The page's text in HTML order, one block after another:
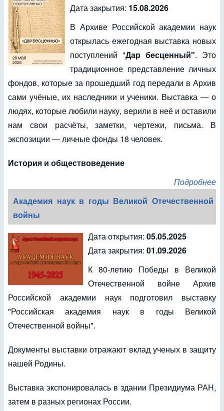
Дата закрытия: 15.08.2026
В Архиве Российской академии наук
открылась ежегодная выставка новых
поступлений "Дар бесценный". Это
традиционное представление личных
фондов, которые за прошедший год передали в Архив
сами учёные, их наследники и ученики. Выставка — о
людях, которые любили науку, верили в неё и оставили
нам свои расчёты, заметки, чертежи, письма. В
экспозиции — личные фонды 18 человек.
История и обществоведение
Подробнее
Академия наук в годы Великой Отечественной
войны
Дата открытия: 05.05.2025
Дата закрытия: 01.09.2026
К 80-летию Победы в Великой
Отечественной войне Архив
Российской академии наук подготовил выставку
"Российская академия наук в годы Великой
Отечественной войны".
Документы выставки отражают вклад ученых в защиту
нашей Родины.
Выставка экспонировалась в здании Президиума РАН,
затем в разных регионах России.